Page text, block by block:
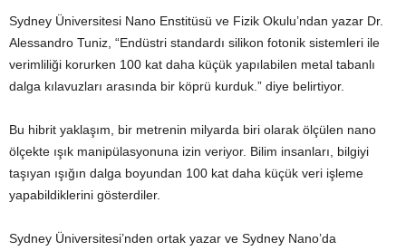
Sydney Üniversitesi Nano Enstitüsü ve Fizik Okulu’ndan yazar Dr.
Alessandro Tuniz, “Endüstri standardı silikon fotonik sistemleri ile
verimliliği korurken 100 kat daha küçük yapılabilen metal tabanlı
dalga kılavuzları arasında bir köprü kurduk.” diye belirtiyor.
Bu hibrit yaklaşım, bir metrenin milyarda biri olarak ölçülen nano
ölçekte ışık manipülasyonuna izin veriyor. Bilim insanları, bilgiyi
taşıyan ışığın dalga boyundan 100 kat daha küçük veri işleme
yapabildiklerini gösterdiler.
Sydney Üniversitesi’nden ortak yazar ve Sydney Nano’da